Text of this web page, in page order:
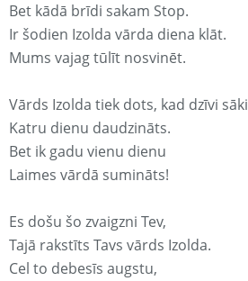
Bet kādā brīdi sakam Stop.
Ir šodien Izolda vārda diena klāt.
Mums vajag tūlīt nosvinēt.
Vārds Izolda tiek dots, kad dzīvi sāki
Katru dienu daudzināts.
Bet ik gadu vienu dienu
Laimes vārdā sumināts!
Es došu šo zvaigzni Tev,
Tajā rakstīts Tavs vārds Izolda.
Cel to debesīs augstu,